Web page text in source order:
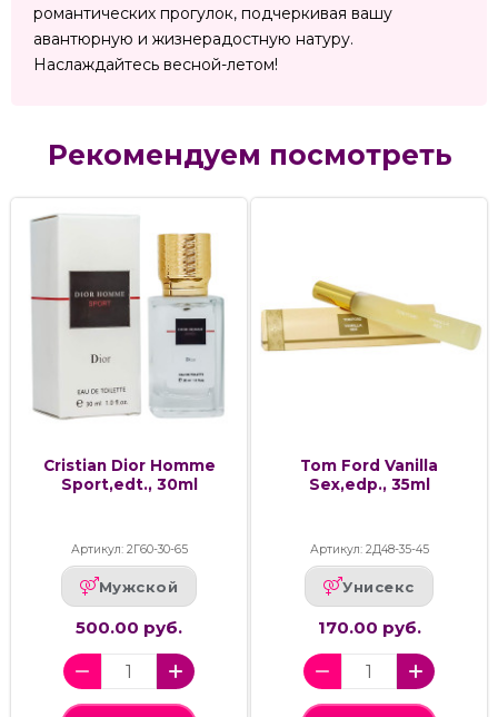
романтических прогулок, подчеркивая вашу
авантюрную и жизнерадостную натуру.
Наслаждайтесь весной-летом!
Рекомендуем посмотреть
Cristian Dior Homme
Sport,edt., 30ml
Артикул: 2Г60-30-65
Мужской
500.00 руб.
Tom Ford Vanilla
Sex,edp., 35ml
Артикул: 2Д48-35-45
Унисекс
170.00 руб.